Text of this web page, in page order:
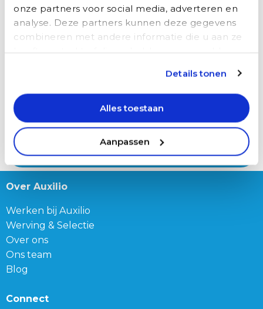
onze partners voor social media, adverteren en
analyse. Deze partners kunnen deze gegevens
combineren met andere informatie die u aan ze
Details tonen
Alles toestaan
Aanpassen
Eventuele vragen en opmerkingen
Over Auxilio
Werken bij Auxilio
Werving & Selectie
Over ons
Ons team
Blog
Connect